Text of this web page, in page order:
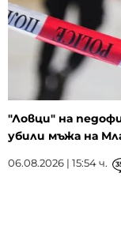
"Ловци" на
убили мъжа на
06.08.2026 | 15:54 ч.